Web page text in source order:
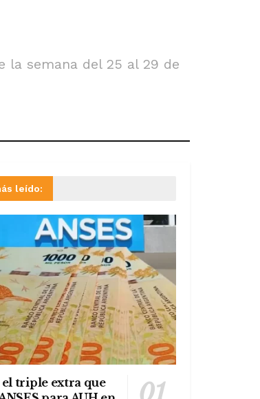
la semana del 25 al 29 de
leído:
el triple extra que